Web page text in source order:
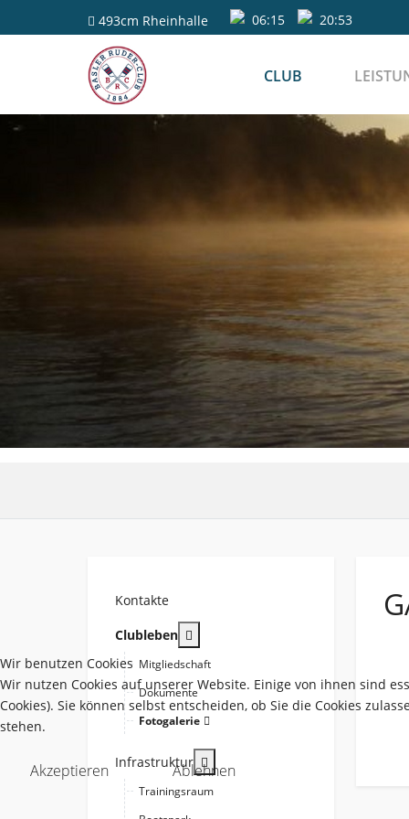
493cm Rheinhalle 06:15 20:53
CLUB
Kontakte
Clubleben
Mitgliedschaft
Dokumente
Fotogalerie
Infrastruktur
Trainingsraum
Wir benutzen Cookies
Wir nutzen Cookies auf unserer Website. Einige von ihnen sind
Cookies). Sie können selbst entscheiden, ob Sie die Cookies
stehen.
Akzeptieren Ablehnen